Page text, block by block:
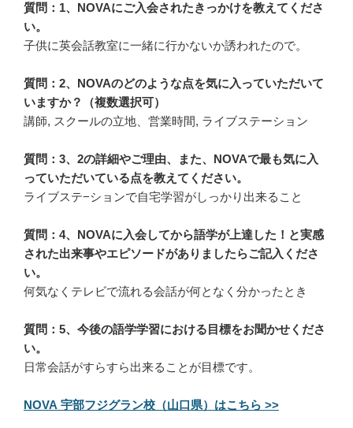
質問：1、NOVAにご入会されたきっかけを教えてくださ
い。
子供に英会話教室に一緒に行かないか誘われたので。
質問：2、NOVAのどのような点を気に入っていただいて
いますか？（複数選択可）
講師, スクールの立地、営業時間, ライブステーション
質問：3、2の詳細やご理由、また、NOVAで最も気に入
っていただいている点を教えてください。
ライブステ−ションで自宅学習がしっかり出来ること
質問：4、NOVAに入会してから語学が上達した！と実感
された出来事やエピソードがありましたらご記入くださ
い。
何気なくテレビで流れる会話が何となく分かったとき
質問：5、今後の語学学習における目標をお聞かせくださ
い。
日常会話がすらすら出来ることが目標です。
NOVA 宇部フジグラン校（山口県）はこちら >>